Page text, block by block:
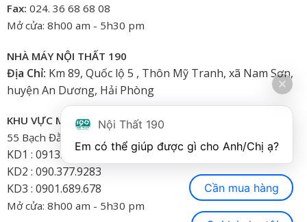
Fax: 024. 36 68 68 08
Mở cửa: 8h00 am - 5h30 pm
NHÀ MÁY NỘI THẤT 190
Địa Chỉ: Km 89, Quốc lộ 5 , Thôn Mỹ Tranh, xã Nam Sơn,
huyện An Dương, Hải Phòng
KHU VỰC MIỀN NAM
55 Bạch Đằng, Phường 15, Bình Thạnh-HCM
KD1 : 0913.922.926
KD2 : 090.377.9283
KD3 : 0901.689.678
Mở cửa: 8h00 am - 5h30 pm
Nội Thất 190
Cần mua hàng